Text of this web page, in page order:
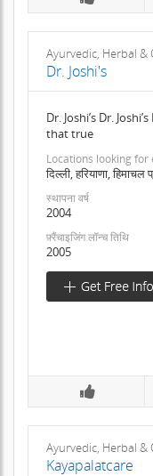
Ayurvedic, Herbal
Dr. Joshi's
Dr. Joshi’s Dr.
that true
Locations looking for
दिल्ली, हरियाणा, हिमाचल
स्थापना वर्ष
2004
फ़्रैंचाइजिंग लॉन्च तिथि
2005
Ayurvedic, Herbal
Kayapalatcare